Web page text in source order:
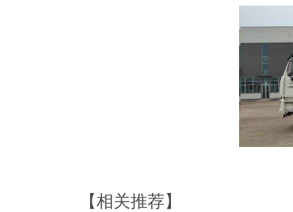
【相关推荐】